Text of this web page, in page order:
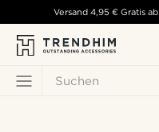
Suchen
Versand 4,95 € Gratis ab